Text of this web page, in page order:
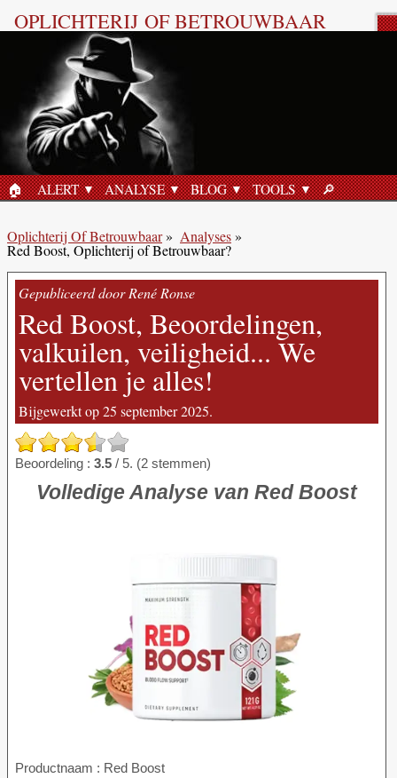
OPLICHTERIJ OF BETROUWBAAR
HOME
🏠︎ ALERT ANALYSE BLOG TOOLS ZOEKEN
🔎︎
Oplichterij Of Betrouwbaar» Analyses»
Red Boost, Oplichterij of Betrouwbaar?
Gepubliceerd door René Ronse
Red Boost, Beoordelingen,
valkuilen, veiligheid... We
vertellen je alles!
Bijgewerkt op 25 september 2025.
Beoordeling : 3.5 / 5. (2 stemmen)
Volledige Analyse van Red Boost
Productnaam : Red Boost